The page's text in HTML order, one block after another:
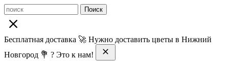
Поиск
Бесплатная доставка 🚀 Нужно доставить цветы в Нижний
Новгород 💐 ? Это к нам!